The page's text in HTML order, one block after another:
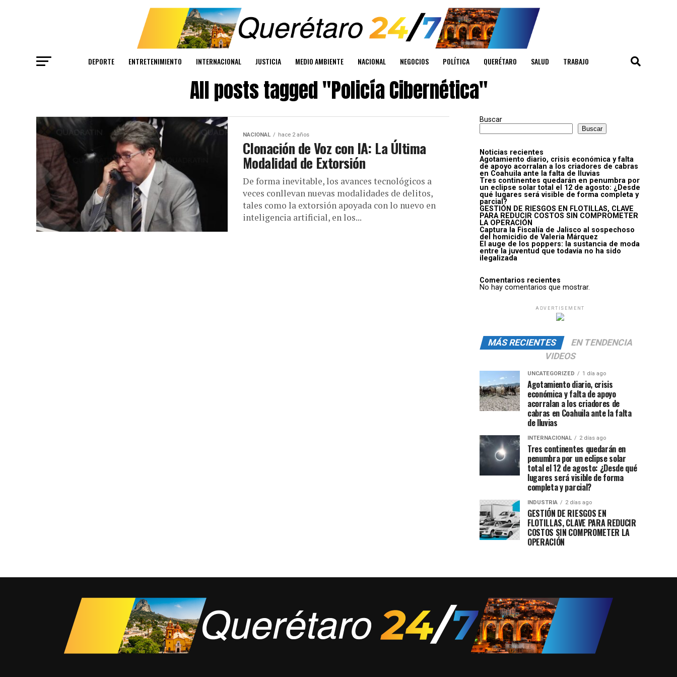
DEPORTE ENTRETENIMIENTO INTERNACIONAL JUSTICIA MEDIO AMBIENTE NACIONAL NEGOCIOS POLÍTICA QUERÉTARO SALUD TRABAJO
All posts tagged "Policía Cibernética"
NACIONAL hace 2 años
Clonación de Voz con IA: La Última
Modalidad de Extorsión
De forma inevitable, los avances tecnológicos a
veces conllevan nuevas modalidades de delitos,
tales como la extorsión apoyada con lo nuevo en
inteligencia artificial, en los...
Buscar
Buscar
Noticias recientes
Agotamiento diario, crisis económica y falta
de apoyo acorralan a los criadores de cabras
en Coahuila ante la falta de lluvias
Tres continentes quedarán en penumbra por
un eclipse solar total el 12 de agosto: ¿Desde
qué lugares será visible de forma completa y
parcial?
GESTIÓN DE RIESGOS EN FLOTILLAS, CLAVE
PARA REDUCIR COSTOS SIN COMPROMETER
LA OPERACIÓN
Captura la Fiscalía de Jalisco al sospechoso
del homicidio de Valeria Márquez
El auge de los poppers: la sustancia de moda
entre la juventud que todavía no ha sido
ilegalizada
Comentarios recientes
No hay comentarios que mostrar.
ADVERTISEMENT
MÁS RECIENTES
EN TENDENCIA
VIDEOS
UNCATEGORIZED 1 día ago
Agotamiento diario, crisis
económica y falta de apoyo
acorralan a los criadores de
cabras en Coahuila ante la falta
de lluvias
INTERNACIONAL 2 días ago
Tres continentes quedarán en
penumbra por un eclipse solar
total el 12 de agosto: ¿Desde qué
lugares será visible de forma
completa y parcial?
INDUSTRIA 2 días ago
GESTIÓN DE RIESGOS EN
FLOTILLAS, CLAVE PARA REDUCIR
COSTOS SIN COMPROMETER LA
OPERACIÓN